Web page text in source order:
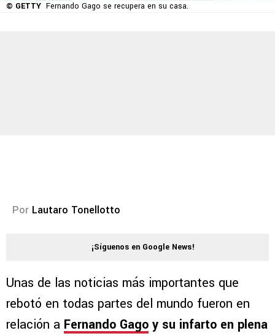
© GETTY Fernando Gago se recupera en su casa.
Por Lautaro Tonellotto
¡Síguenos en Google News!
Unas de las noticias más importantes que
rebotó en todas partes del mundo fueron en
relación a Fernando Gago y su infarto en plena